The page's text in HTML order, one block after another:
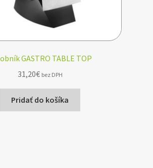
GASTRO TABLE TOP
31,20€ bez DPH
Pridať do košíka